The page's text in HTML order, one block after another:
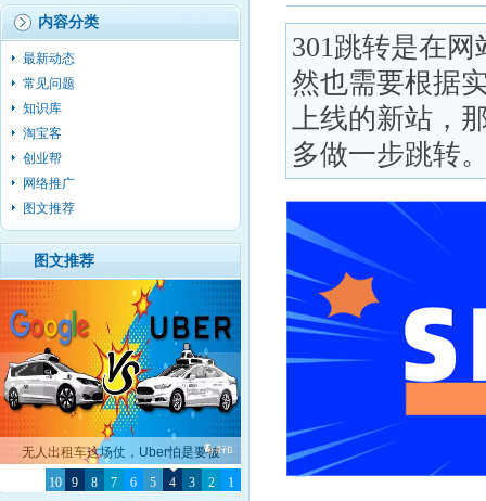
内容分类
最新动态
常见问题
知识库
淘宝客
创业帮
网络推广
图文推荐
图文推荐
1
2
3
4
5
6
7
8
9
10
无人出租车这场仗，Uber怕是要被
Google彻底击败了
301跳转是在
然也需要根据
上线的新站，
多做一步跳转